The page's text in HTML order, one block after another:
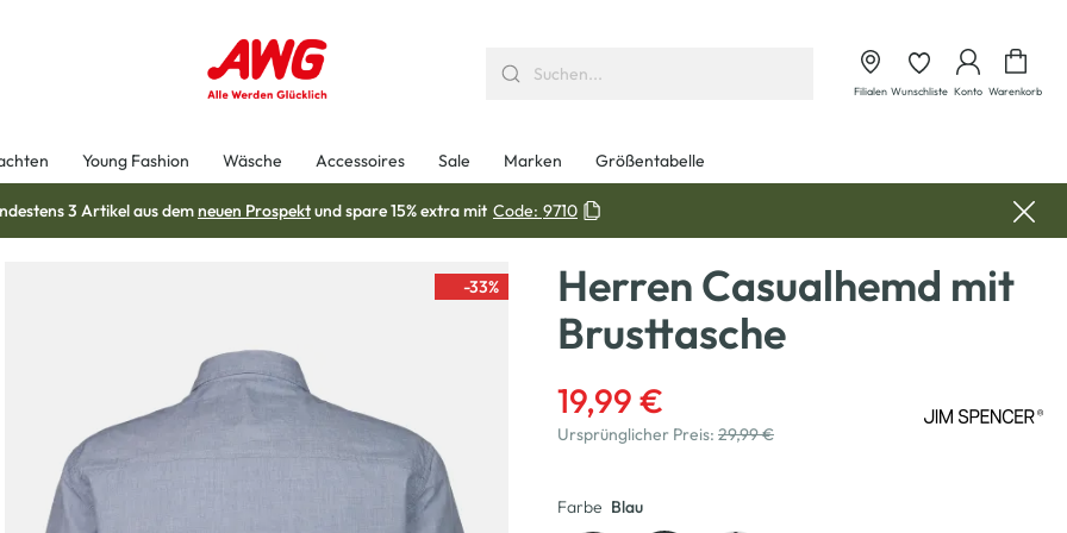
Filialen Wunschliste Konto Warenkorb
Young Fashion Wäsche Accessoires Sale Marken Größentabelle
3 Artikel aus demneuen Prospektund spare 15% extra mit Code: 9710
-33%
Herren Casualhemd mit
Brusttasche
19,99 €
Ursprünglicher Preis: 29,99 €
Farbe Blau